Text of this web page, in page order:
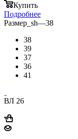
Купить
Подробнее
Размер_sh—38
38
39
37
36
41
ВЛ 26